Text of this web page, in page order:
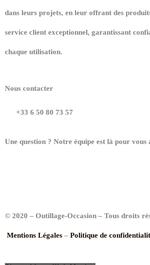
dans leurs projets, en leur offrant des
service client exceptionnel, garantissant
chaque utilisation.
Nous contacter
+33 6 50 80 73 57
Une question ? Notre équipe est là pour vous
© 2020 – Outillage-Occasion – Tous droits
Mentions Légales – Politique de